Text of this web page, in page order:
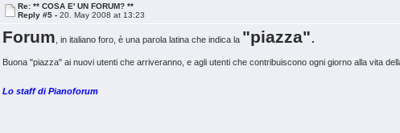
Re: ** COSA E' UN FORUM? **
Reply #5 -20. May 2008 at 13:23
Forum , in italiano foro, è una parola latina che indica la "piazza".
Buona "piazza" ai nuovi utenti che arriveranno, e agli utenti che contribuiscono ogni giorno alla vita
Lo staff di Pianoforum